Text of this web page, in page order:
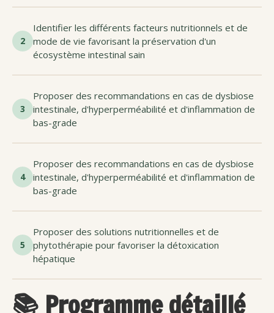
2
Identifier les différents facteurs nutritionnels et de
mode de vie favorisant la préservation d'un
écosystème intestinal sain
3
Proposer des recommandations en cas de dysbiose
intestinale, d'hyperperméabilité et d'inflammation de
bas-grade
4
Proposer des recommandations en cas de dysbiose
intestinale, d'hyperperméabilité et d'inflammation de
bas-grade
5
Proposer des solutions nutritionnelles et de
phytothérapie pour favoriser la détoxication
hépatique
📚 Programme détaillé